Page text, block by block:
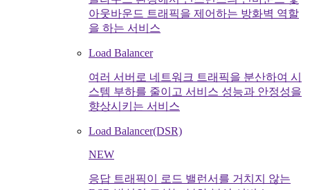
아웃바운드 트래픽을 제어하는 방화벽 역할
을 하는 서비스
Load Balancer
여러 서버로 네트워크 트래픽을 분산하여 시
스템 부하를 줄이고 서비스 성능과 안정성을
향상시키는 서비스
Load Balancer(DSR)
NEW
응답 트래픽이 로드 밸런서를 거치지 않는